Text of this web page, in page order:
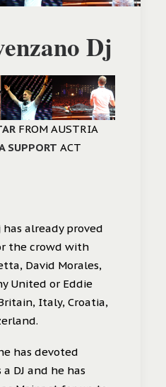
Dj
FROM AUSTRIA
SUPPORT ACT
has already proved
the crowd with
David Morales,
United or Eddie
Italy, Croatia,
has devoted
DJ and he has